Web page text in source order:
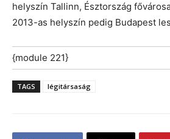
helyszín Tallinn, Észtország
2013-as helyszín pedig Budapest
{module 221}
TAGS légitársaság